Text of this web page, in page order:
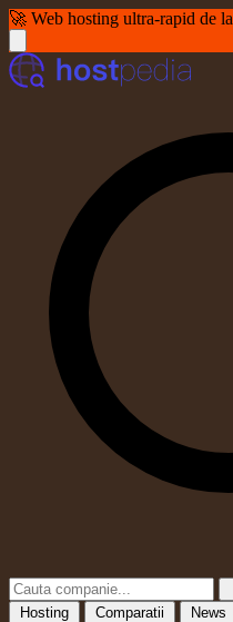
🚀 Web hosting ultra-rapid de la
Hosting Comparatii News